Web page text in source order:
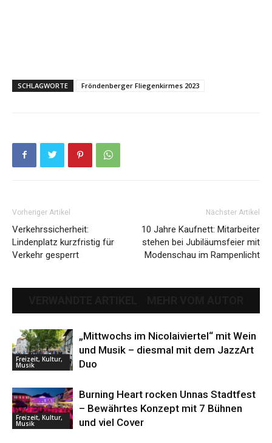
SCHLAGWORTE Fröndenberger Fliegenkirmes 2023
Vorheriger Artikel
Verkehrssicherheit:
Lindenplatz kurzfristig für
Verkehr gesperrt
Nächster Artikel
10 Jahre Kaufnett: Mitarbeiter
stehen bei Jubiläumsfeier mit
Modenschau im Rampenlicht
Freizeit, Kultur,
Musik
„Mittwochs im Nicolaiviertel“ mit Wein
und Musik – diesmal mit dem JazzArt
Duo
Freizeit, Kultur,
Musik
Burning Heart rocken Unnas Stadtfest
– Bewährtes Konzept mit 7 Bühnen
und viel Cover